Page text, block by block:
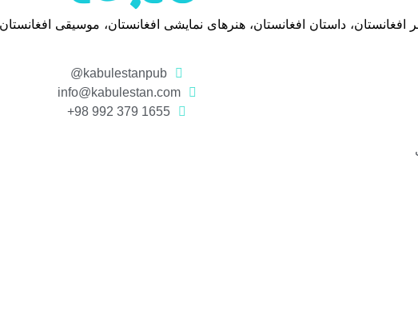
داستان افغانستان، هنرهای نمایشی افغانستان، موسیقی
kabulestanpub@
info@kabulestan.com
1655 379 992 98+